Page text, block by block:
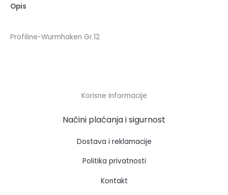
Opis
Profiline-Wurmhaken Gr.12
Korisne informacije
Načini plaćanja i sigurnost
Dostava i reklamacije
Politika privatnosti
Kontakt